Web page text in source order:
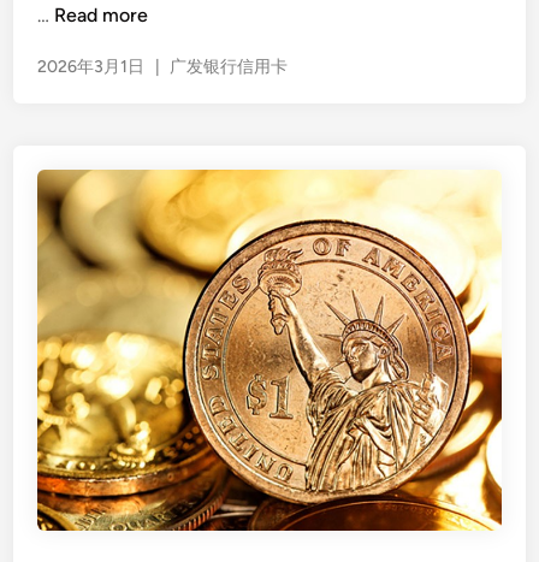
… 广
银
卡
分
如
兑
换
？
Read more
2026年3月1日 广发银行信用卡